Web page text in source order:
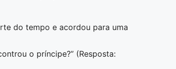
do tempo e acordou para uma
o príncipe?” (Resposta: